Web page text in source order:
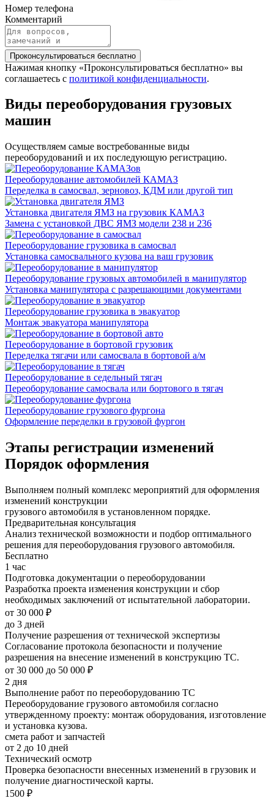
Номер телефона
Комментарий
Проконсультироваться бесплатно
Нажимая кнопку «Проконсультироваться бесплатно» вы
соглашаетесь с политикой конфиденциальности.
Виды переоборудования грузовых
машин
Осуществляем самые востребованные виды
переоборудований и их последующую регистрацию.
Переоборудование автомобилей КАМАЗ
Переделка в самосвал, зерновоз, КДМ или другой тип
Установка двигателя ЯМЗ на грузовик КАМАЗ
Замена с установкой ДВС ЯМЗ модели 238 и 236
Переоборудование грузовика в самосвал
Установка самосвального кузова на ваш грузовик
Переоборудование грузовых автомобилей в манипулятор
Установка манипулятора с разрешающими документами
Переоборудование грузовика в эвакуатор
Монтаж эвакуатора манипулятора
Переоборудование в бортовой грузовик
Переделка тягачи или самосвала в бортовой а/м
Переоборудование в седельный тягач
Переоборудование самосвала или бортового в тягач
Переоборудование грузового фургона
Оформление переделки в грузовой фургон
Этапы регистрации изменений
Порядок оформления
Выполняем полный комплекс мероприятий для оформления
изменений конструкции
грузового автомобиля в установленном порядке.
Предварительная консультация
Анализ технической возможности и подбор оптимального
решения для переоборудования грузового автомобиля.
Бесплатно
1 час
Подготовка документации о переоборудовании
Разработка проекта изменения конструкции и сбор
необходимых заключений от испытательной лаборатории.
от 30 000 ₽
до 3 дней
Получение разрешения от технической экспертизы
Согласование протокола безопасности и получение
разрешения на внесение изменений в конструкцию ТС.
от 30 000 до 50 000 ₽
2 дня
Выполнение работ по переоборудованию ТС
Переоборудование грузового автомобиля согласно
утвержденному проекту: монтаж оборудования, изготовление
и установка кузова.
смета работ и запчастей
от 2 до 10 дней
Технический осмотр
Проверка безопасности внесенных изменений в грузовик и
получение диагностической карты.
1500 ₽